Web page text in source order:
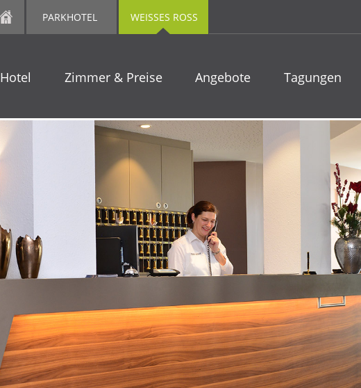
PARKHOTEL WEISSES ROSS
Hotel Zimmer & Preise Angebote Tagungen